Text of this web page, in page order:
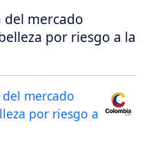
del mercado
por riesgo a la